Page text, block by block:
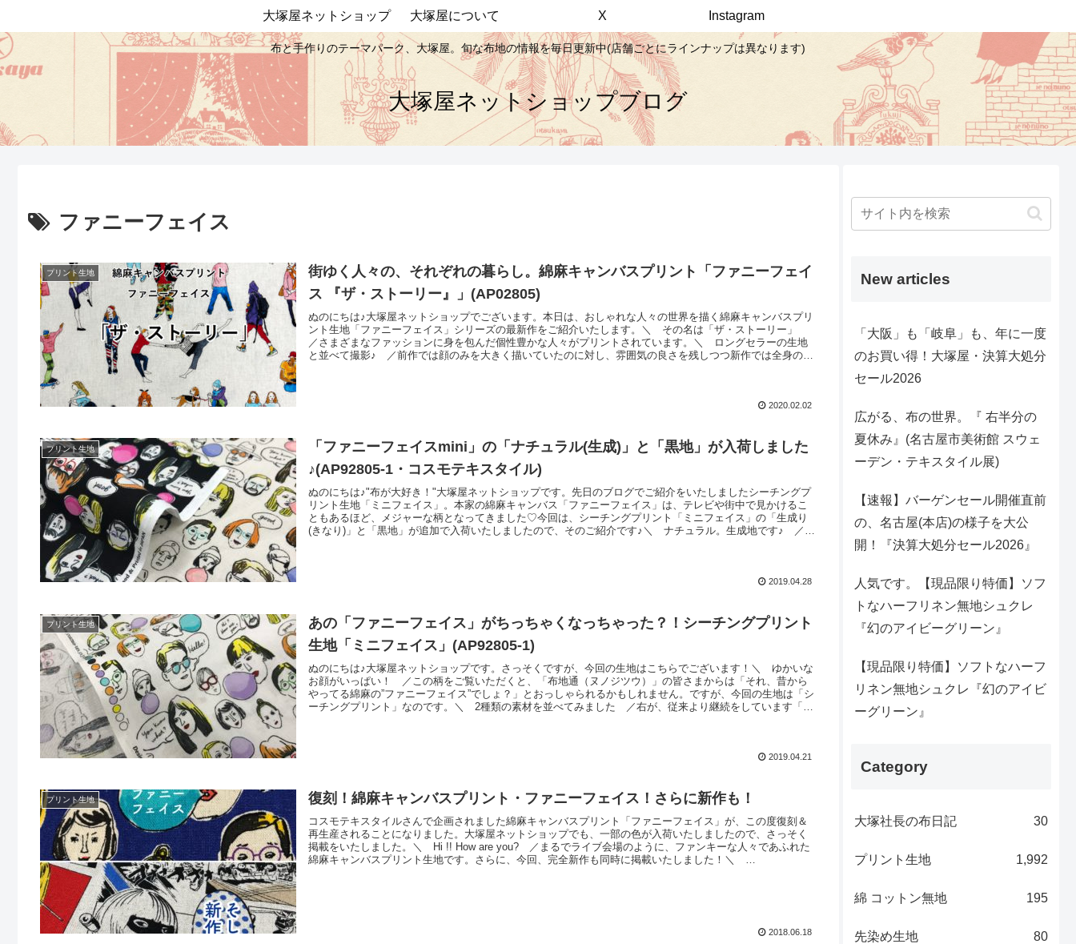
布と手作りのテーマパーク、大塚屋。旬な布地の情報を毎日更新中(店舗ごとにラインナップは異なります)
大塚屋ネットショップブログ
大塚屋ネットショップ 大塚屋について X Instagram
ファニーフェイス
プリント生地
街ゆく人々の、それぞれの暮らし。綿麻キャンバスプリント「ファニーフェイ
ス 『ザ・ストーリー』」(AP02805)
ぬのにちは♪大塚屋ネットショップでございます。本日は、おしゃれな人々の世界を描く綿麻キャンバスプリ
ント生地「ファニーフェイス」シリーズの最新作をご紹介いたします。＼ その名は「ザ・ストーリー」
／さまざまなファッションに身を包んだ個性豊かな人々がプリントされています。＼ ロングセラーの生地
と並べて撮影♪ ／前作では顔のみを大きく描いていたのに対し、雰囲気の良さを残しつつ新作では全身のシ
2020.02.02
プリント生地
「ファニーフェイスmini」の「ナチュラル(生成)」と「黒地」が入荷しました
♪(AP92805-1・コスモテキスタイル)
ぬのにちは♪"布が大好き！"大塚屋ネットショップです。先日のブログでご紹介をいたしましたシーチングプ
リント生地「ミニフェイス」。本家の綿麻キャンバス「ファニーフェイス」は、テレビや街中で見かけるこ
ともあるほど、メジャーな柄となってきました♡今回は、シーチングプリント「ミニフェイス」の「生成り
(きなり)」と「黒地」が追加で入荷いたしましたので、そのご紹介です♪＼ ナチュラル。生成地です♪ ／左
2019.04.28
プリント生地
あの「ファニーフェイス」がちっちゃくなっちゃった？！シーチングプリント
生地「ミニフェイス」(AP92805-1)
ぬのにちは♪大塚屋ネットショップです。さっそくですが、今回の生地はこちらでございます！＼ ゆかいな
お顔がいっぱい！ ／この柄をご覧いただくと、「布地通（ヌノジツウ）」の皆さまからは「それ、昔から
やってる綿麻の”ファニーフェイス”でしょ？」とおっしゃられるかもしれません。ですが、今回の生地は「シ
ーチングプリント」なのです。＼ 2種類の素材を並べてみました ／右が、従来より継続をしています「綿
2019.04.21
プリント生地 復刻！綿麻キャンバスプリント・ファニーフェイス！さらに新作も！
コスモテキスタイルさんで企画されました綿麻キャンバスプリント「ファニーフェイス」が、この度復刻＆
再生産されることになりました。大塚屋ネットショップでも、一部の色が入荷いたしましたので、さっそく
掲載をいたしました。＼ Hi !! How are you? ／まるでライブ会場のように、ファンキーな人々であふれた
綿麻キャンバスプリント生地です。さらに、今回、完全新作も同時に掲載いたしました！＼
2018.06.18
New articles
「大阪」も「岐阜」も、年に一度
のお買い得！大塚屋・決算大処分
セール2026
広がる、布の世界。『 右半分の
夏休み』(名古屋市美術館 スウェ
ーデン・テキスタイル展)
【速報】バーゲンセール開催直前
の、名古屋(本店)の様子を大公
開！『決算大処分セール2026』
人気です。【現品限り特価】ソフ
トなハーフリネン無地シュクレ
『幻のアイビーグリーン』
【現品限り特価】ソフトなハーフ
リネン無地シュクレ『幻のアイビ
ーグリーン』
Category
大塚社長の布日記 30
プリント生地 1,992
綿 コットン無地 195
先染め生地 80